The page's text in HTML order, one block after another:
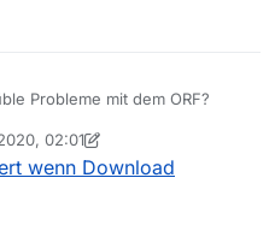
Probleme mit dem ORF?
“MV nach
beenden” schon gut.
Hook implementieren wie es
würde MV korrekt auf ein
02:01
wenn Download